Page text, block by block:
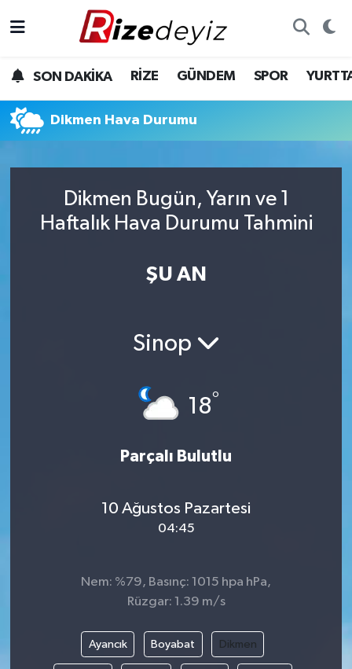
SON DAKİKA RİZE GÜNDEM SPOR
Dikmen Hava Durumu
Dikmen Bugün, Yarın ve 1
Haftalık Hava Durumu Tahmini
ŞU AN
Sinop
18°
Parçalı Bulutlu
10 Ağustos Pazartesi
04:45
Nem: %79, Basınç: 1015 hpa hPa,
Rüzgar: 1.39 m/s
Ayancık Boyabat Dikmen
Gündem
Yurttan Haberler
Teknoloji
Rize Hava Durumu
Rize Trafik Yoğunluk Haritası
Tüm Manşetler